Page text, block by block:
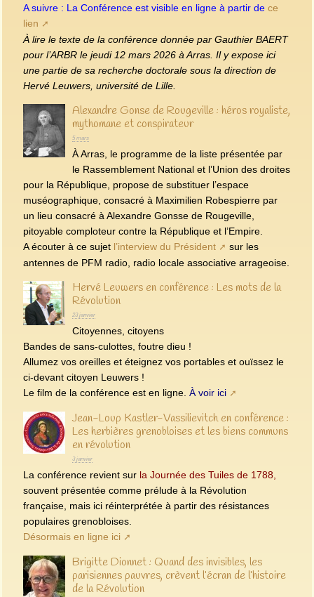
A suivre : La Conférence est visible en ligne à partir de ce
lien
À lire le texte de la conférence donnée par Gauthier BAERT
pour l’ARBR le jeudi 12 mars 2026 à Arras. Il y expose ici
une partie de sa recherche doctorale sous la direction de
Hervé Leuwers, université de Lille.
Alexandre Gonse de Rougeville : héros royaliste,
mythomane et conspirateur
5 mars
À Arras, le programme de la liste présentée par
le Rassemblement National et l’Union des droites
pour la République, propose de substituer l’espace
muséographique, consacré à Maximilien Robespierre par
un lieu consacré à Alexandre Gonsse de Rougeville,
pitoyable comploteur contre la République et l’Empire.
A écouter à ce sujet l’interview du Président
sur les
antennes de PFM radio, radio locale associative arrageoise.
Hervé Leuwers en conférence : Les mots de la
Révolution
23 janvier
Citoyennes, citoyens
Bandes de sans-culottes, foutre dieu !
Allumez vos oreilles et éteignez vos portables et ouïssez le
ci-devant citoyen Leuwers !
Le film de la conférence est en ligne. À voir ici
Jean-Loup Kastler-Vassilievitch en conférence :
Les herbières grenobloises et les biens communs
en révolution
3 janvier
La conférence revient sur la Journée des Tuiles de 1788,
souvent présentée comme prélude à la Révolution
française, mais ici réinterprétée à partir des résistances
populaires grenobloises.
Désormais en ligne ici
Brigitte Dionnet : Quand des invisibles, les
parisiennes pauvres, crèvent l’écran de l’histoire
de la Révolution